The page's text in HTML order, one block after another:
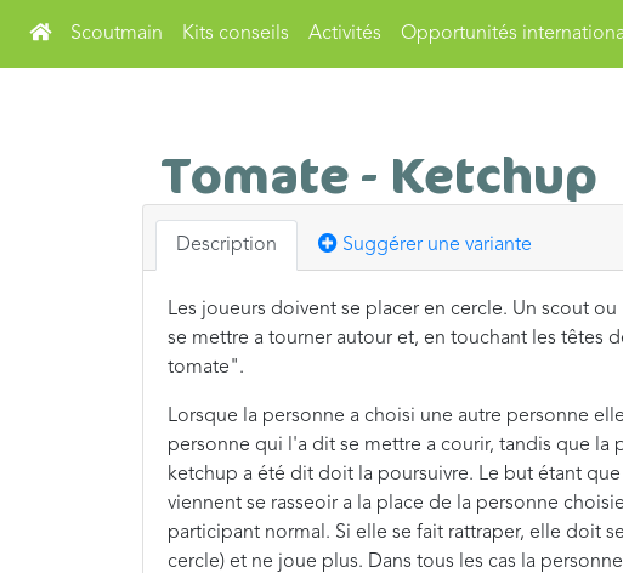
Scoutmain Kits conseils Activités Opportunités
Tomate - Ketchup
Description Suggérer une variante
Les joueurs doivent se placer en cercle. Un scout
se mettre a tourner autour et, en touchant les têtes
tomate".
Lorsque la personne a choisi une autre personne
personne qui l'a dit se mettre a courir, tandis que
ketchup a été dit doit la poursuivre. Le but étant
viennent se rasseoir a la place de la personne
participant normal. Si elle se fait rattraper, elle doit
cercle) et ne joue plus. Dans tous les cas la